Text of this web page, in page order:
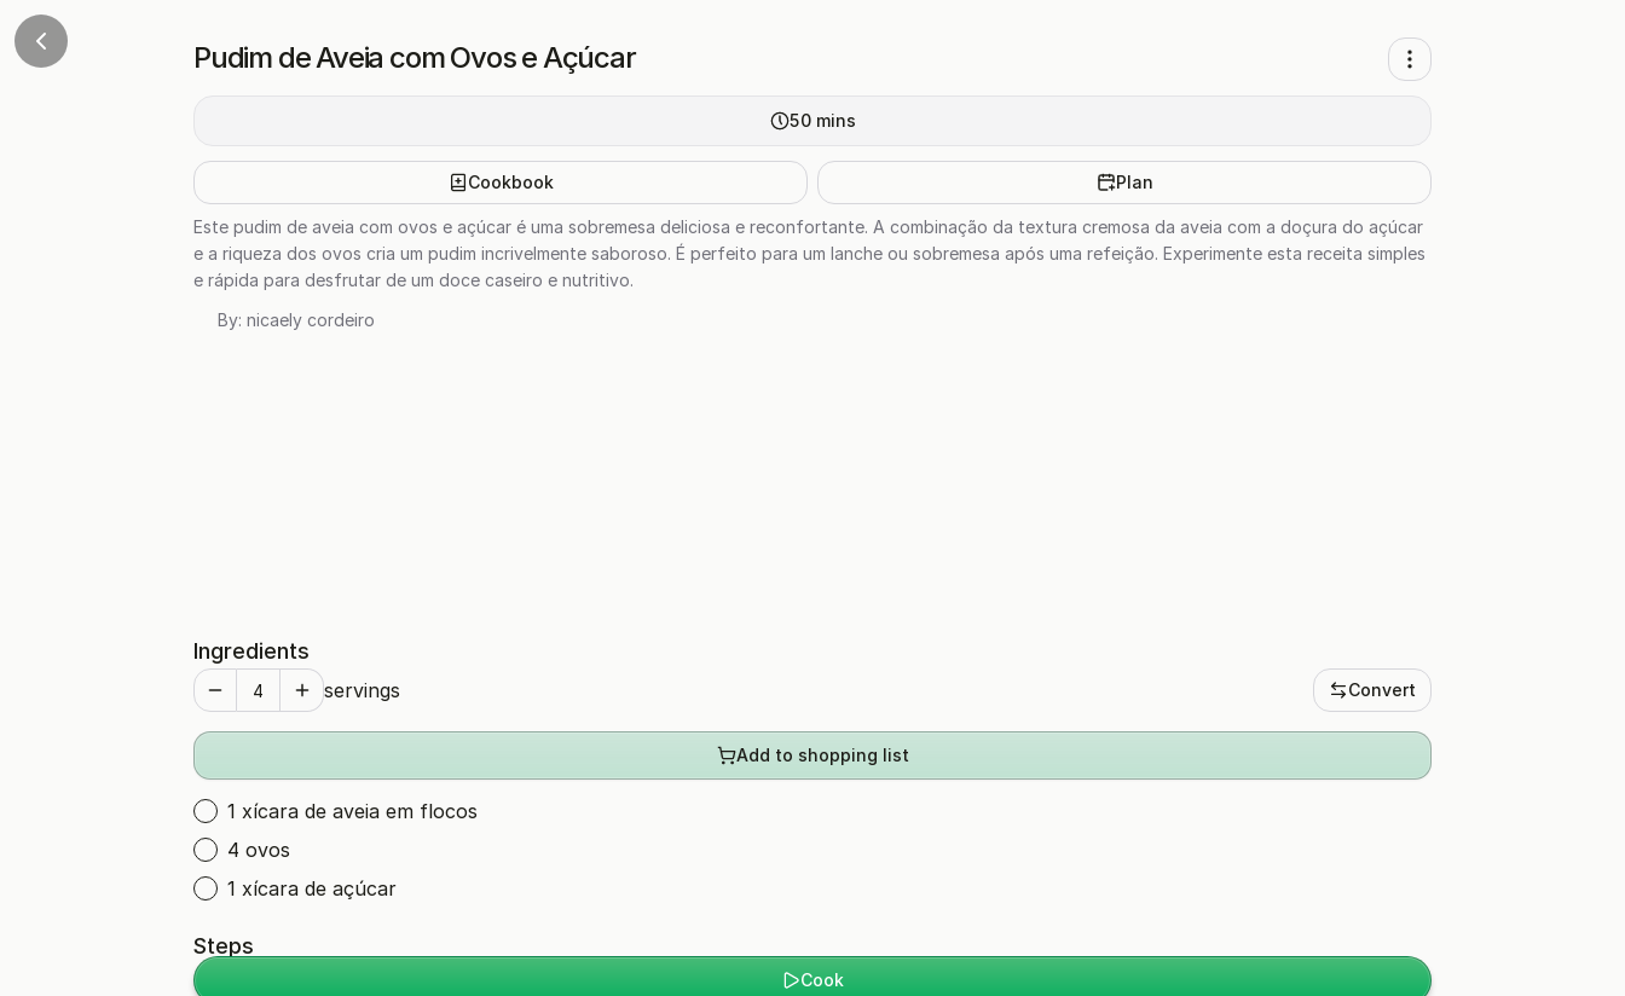
Pudim de Aveia com Ovos e Açúcar
50 mins
Cookbook Plan
Este pudim de aveia com ovos e açúcar é uma sobremesa deliciosa e reconfortante. A combinação da textura cremosa da aveia com a doçura do açúcar
e a riqueza dos ovos cria um pudim incrivelmente saboroso. É perfeito para um lanche ou sobremesa após uma refeição. Experimente esta receita simples
e rápida para desfrutar de um doce caseiro e nutritivo.
By: nicaely cordeiro
Ingredients
servings Convert
Add to shopping list
1 xícara de aveia em flocos
4 ovos
1 xícara de açúcar
Steps
Cook